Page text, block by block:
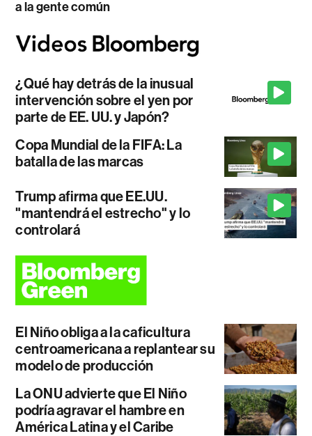
a la gente común
¿Qué hay detrás de la inusual
intervención sobre el yen por
parte de EE. UU. y Japón?
Copa Mundial de la FIFA: La
batalla de las marcas
Trump afirma que EE.UU.
"mantendrá el estrecho" y lo
controlará
El Niño obliga a la caficultura
centroamericana a replantear su
modelo de producción
La ONU advierte que El Niño
podría agravar el hambre en
América Latina y el Caribe